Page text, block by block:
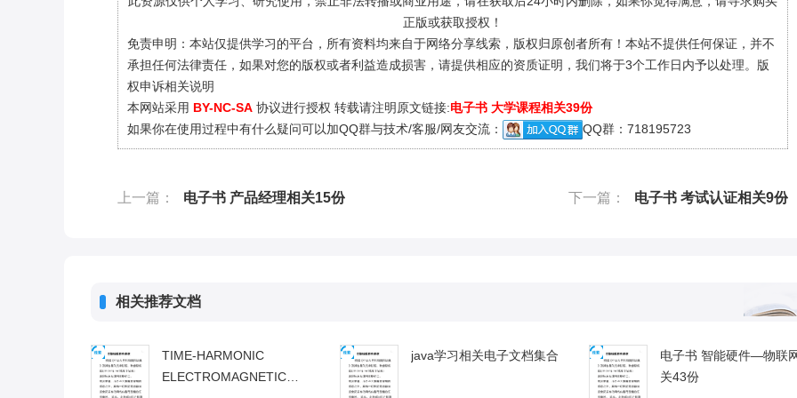
正版或获取授权！
免责申明：本站仅提供学习的平台，所有资料均来自于网络分享线索，版权归原创者所有！本站不提供任何保证，并不
承担任何法律责任，如果对您的版权或者利益造成损害，请提供相应的资质证明，我们将于3个工作日内予以处理。 版
权申诉相关说明
本网站采用 BY-NC-SA 协议进行授权 转载请注明原文链接:电子书 大学课程相关39份
如果你在使用过程中有什么疑问可以加QQ群与技术/客服/网友交流：
QQ群：718195723
上一篇： 电子书 产品经理相关15份 下一篇： 电子书 考试认证相关9份
相关推荐文档
TIME-HARMONIC
ELECTROMAGNETIC
java学习相关电子文档集合
电子书 智能硬件—物联
关43份